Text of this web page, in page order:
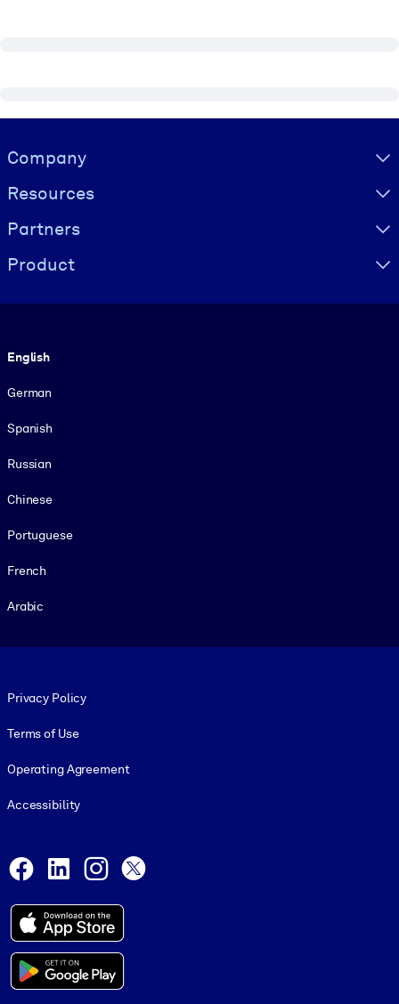
Visually hidden Text
Company
Resources
Partners
Product
English
German
Spanish
Russian
Chinese
Portuguese
French
Arabic
Privacy Policy
Terms of Use
Operating Agreement
Accessibility
Facebook
LinkedInInstagram